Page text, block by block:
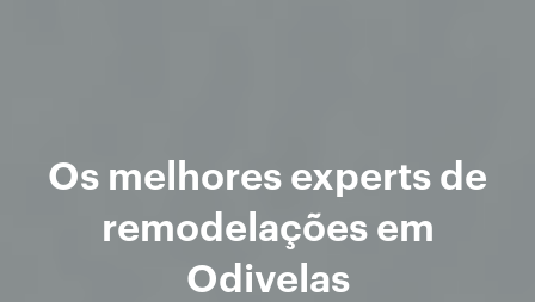
Os melhores experts de
remodelações em
Odivelas